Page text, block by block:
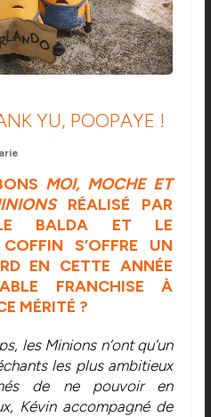
YU, POOPAYE !
MOI, MOCHE ET
RÉALISÉ PAR
BALDA ET LE
S’OFFRE UN
EN CETTE ANNÉE
FRANCHISE À
MÉRITÉ ?
les Minions n’ont qu’un
les plus ambitieux
de ne pouvoir en
Kévin accompagné de